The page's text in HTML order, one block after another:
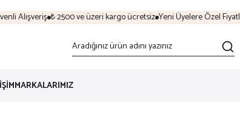
Alışveriş ₺ 2500 ve üzeri kargo ücretsiz Yeni Üyelere Özel Fiyatlar
MARKALARIMIZ